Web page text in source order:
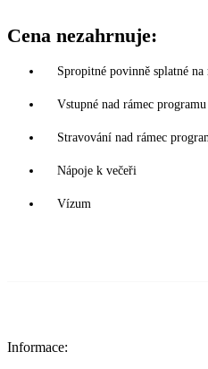
Cena nezahrnuje:
Spropitné povinně splatné
Vstupné nad rámec programu
Stravování nad rámec
Nápoje k večeři
Vízum
Informace: